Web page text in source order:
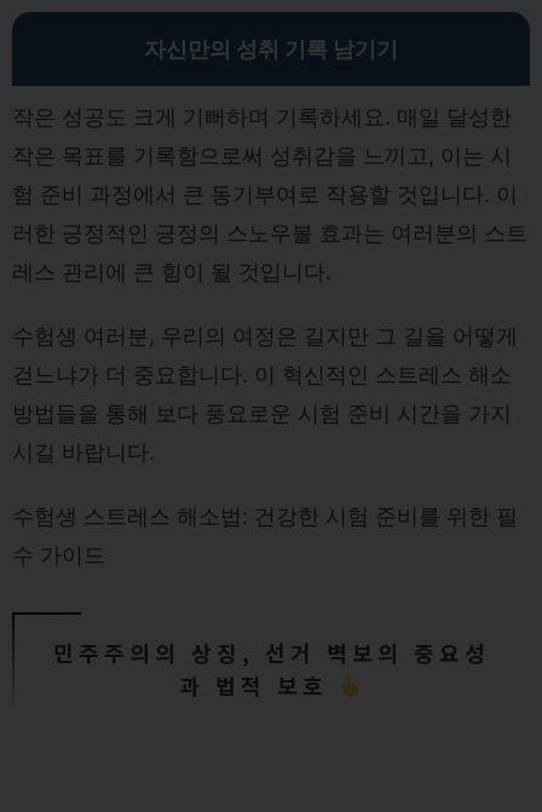
자신만의 성취 기록 남기기
작은 성공도 크게 기뻐하며 기록하세요. 매일 달성한
작은 목표를 기록함으로써 성취감을 느끼고, 이는 시
험 준비 과정에서 큰 동기부여로 작용할 것입니다. 이
러한 긍정적인 긍정의 스노우볼 효과는 여러분의 스트
레스 관리에 큰 힘이 될 것입니다.
수험생 여러분, 우리의 여정은 길지만 그 길을 어떻게
걷느냐가 더 중요합니다. 이 혁신적인 스트레스 해소
방법들을 통해 보다 풍요로운 시험 준비 시간을 가지
시길 바랍니다.
수험생 스트레스 해소법: 건강한 시험 준비를 위한 필
수 가이드
민주주의의 상징, 선거 벽보의 중요성
과 법적 보호